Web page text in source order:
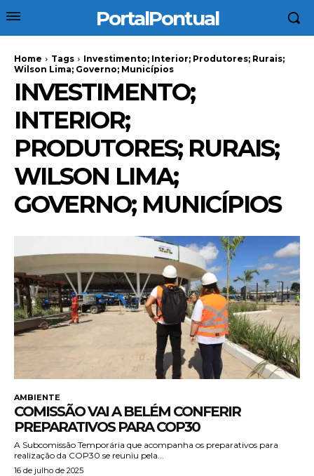
PortalPontual
Home Tags
Investimento; Interior; Produtores; Rurais;
Wilson Lima; Governo; Municípios
INVESTIMENTO;
INTERIOR;
PRODUTORES; RURAIS;
WILSON LIMA;
GOVERNO; MUNICÍPIOS
AMBIENTE
COMISSÃO VAI A BELÉM CONFERIR
PREPARATIVOS PARA COP30
A Subcomissão Temporária que acompanha os preparativos para
realização da COP30 se reuniu pela...
16 de julho de 2025